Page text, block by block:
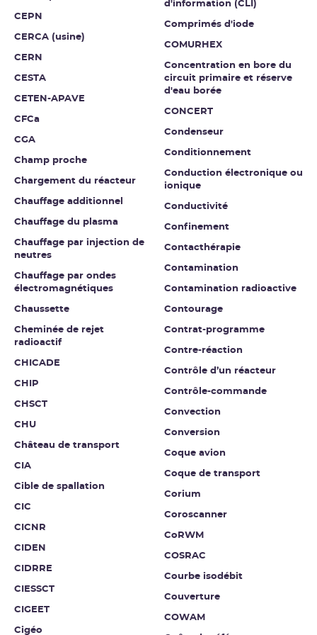
CEPN
CERCA (usine)
CERN
CESTA
CETEN-APAVE
CFCa
CGA
Champ proche
Chargement du réacteur
Chauffage additionnel
Chauffage du plasma
Chauffage par injection de
neutres
Chauffage par ondes
électromagnétiques
Chaussette
Cheminée de rejet
radioactif
CHICADE
CHIP
CHSCT
CHU
Château de transport
CIA
Cible de spallation
CIC
CICNR
CIDEN
CIDRRE
CIESSCT
CIGEET
Cigéo
d'information (CLI)
Comprimés d'iode
COMURHEX
Concentration en bore du
circuit primaire et réserve
d'eau borée
CONCERT
Condenseur
Conditionnement
Conduction électronique ou
ionique
Conductivité
Confinement
Contacthérapie
Contamination
Contamination radioactive
Contourage
Contrat-programme
Contre-réaction
Contrôle d’un réacteur
Contrôle-commande
Convection
Conversion
Coque avion
Coque de transport
Corium
Coroscanner
CoRWM
COSRAC
Courbe isodébit
Couverture
COWAM